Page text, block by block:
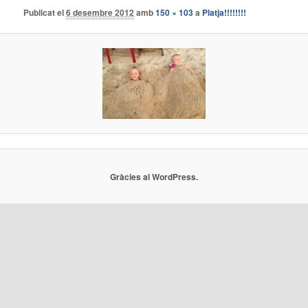
Publicat el6 desembre 2012 amb150 × 103a Platja!!!!!!!!
Gràcies al WordPress.